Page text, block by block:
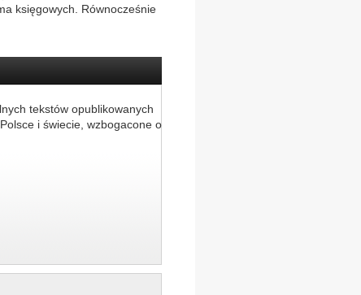
księgowych. Równocześnie
tekstów opublikowanych
i świecie, wzbogacone o